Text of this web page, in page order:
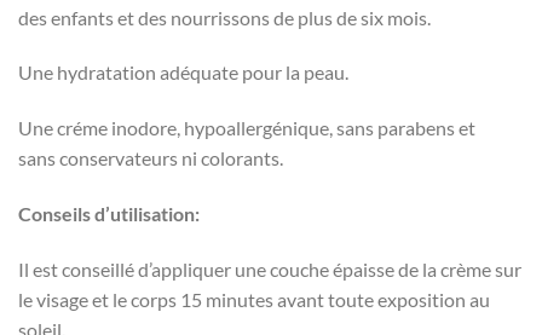
des enfants et des nourrissons de plus de six mois.
Une hydratation adéquate pour la peau.
Une créme inodore, hypoallergénique, sans parabens et
sans conservateurs ni colorants.
Conseils d’utilisation:
Il est conseillé d’appliquer une couche épaisse de la crème sur
le visage et le corps 15 minutes avant toute exposition au
soleil.